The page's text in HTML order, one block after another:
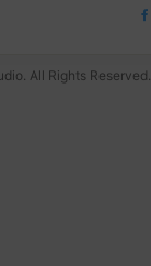
All Rights Reserved.